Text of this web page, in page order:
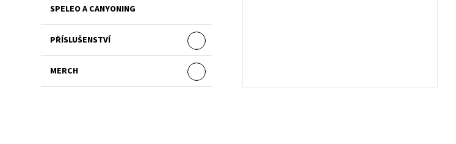
SPELEO A CANYONING
PŘÍSLUŠENSTVÍ
MERCH